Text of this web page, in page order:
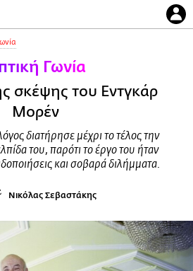
Γωνία
σκέψης του Εντγκάρ
Μορέν
διατήρησε μέχρι το τέλος την
του, παρότι το έργο του ήταν
και σοβαρά διλήμματα.
Νικόλας Σεβαστάκης